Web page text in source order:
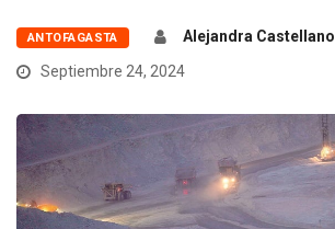
ANTOFAGASTA
Alejandra Castellano
Septiembre 24, 2024